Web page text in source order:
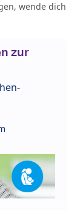
wende dich
zur